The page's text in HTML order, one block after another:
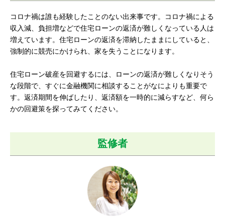
コロナ禍は誰も経験したことのない出来事です。コロナ禍による
収入減、負担増などで住宅ローンの返済が難しくなっている人は
増えています。住宅ローンの返済を滞納したままにしていると、
強制的に競売にかけられ、家を失うことになります。
住宅ローン破産を回避するには、ローンの返済が難しくなりそう
な段階で、すぐに金融機関に相談することがなによりも重要で
す。返済期間を伸ばしたり、返済額を一時的に減らすなど、何ら
かの回避策を探ってみてください。
監修者